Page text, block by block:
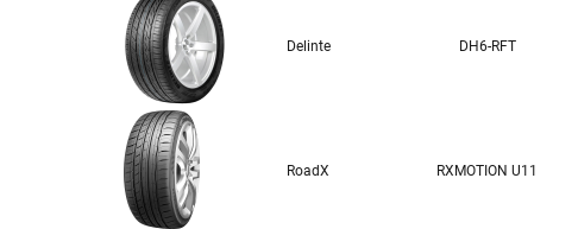
Delinte DH6-RFT
RoadX RXMOTION U11